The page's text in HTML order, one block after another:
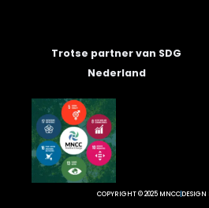
Trotse partner van SDG
Nederland
COPYRIGHT © 2025 MNCCDESIGN